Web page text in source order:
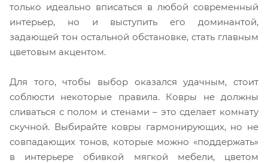
только идеально вписаться в любой современный
интерьер, но и выступить его доминантой,
задающей тон остальной обстановке, стать главным
цветовым акцентом.
Для того, чтобы выбор оказался удачным, стоит
соблюсти некоторые правила. Ковры не должны
сливаться с полом и стенами – это сделает комнату
скучной. Выбирайте ковры гармонирующих, но не
совпадающих тонов, которые можно «поддержать»
в интерьере обивкой мягкой мебели, цветом